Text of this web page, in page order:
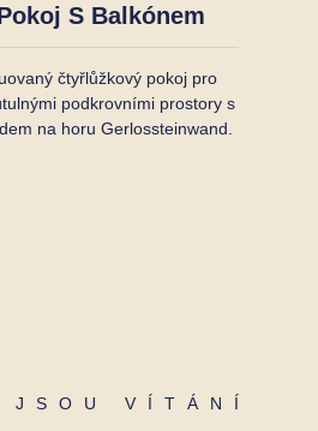
S Balkónem
čtyřlůžkový pokoj pro
podkrovními prostory s
na horu Gerlossteinwand.
JSOU VÍTÁNÍ